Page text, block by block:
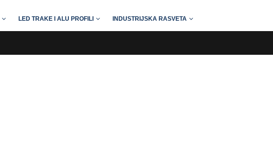
LED TRAKE I ALU PROFILI INDUSTRIJSKA RASVETA